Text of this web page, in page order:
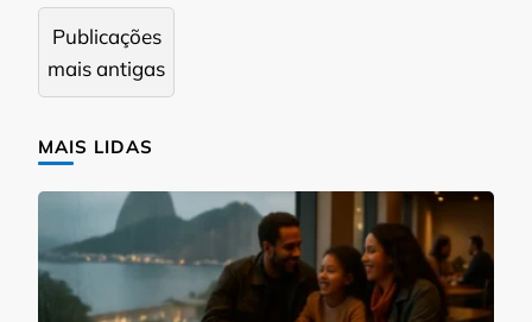
Navegação
por
posts
Publicações
mais antigas
MAIS LIDAS